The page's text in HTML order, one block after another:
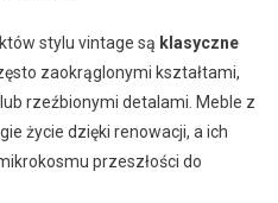
stylu vintage są klasyczne
zaokrąglonymi kształtami,
rzeźbionymi detalami. Meble z
życie dzięki renowacji, a ich
przeszłości do